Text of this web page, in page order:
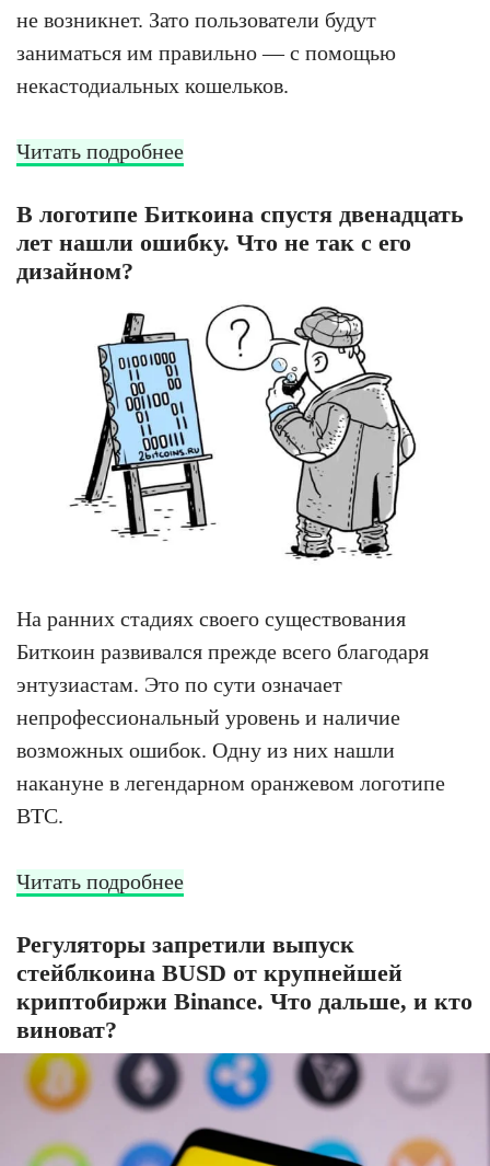
не возникнет. Зато пользователи будут
заниматься им правильно — с помощью
некастодиальных кошельков.
Читать подробнее
В логотипе Биткоина спустя двенадцать
лет нашли ошибку. Что не так с его
дизайном?
На ранних стадиях своего существования
Биткоин развивался прежде всего благодаря
энтузиастам. Это по сути означает
непрофессиональный уровень и наличие
возможных ошибок. Одну из них нашли
накануне в легендарном оранжевом логотипе
BTC.
Читать подробнее
Регуляторы запретили выпуск
стейблкоина BUSD от крупнейшей
криптобиржи Binance. Что дальше, и кто
виноват?